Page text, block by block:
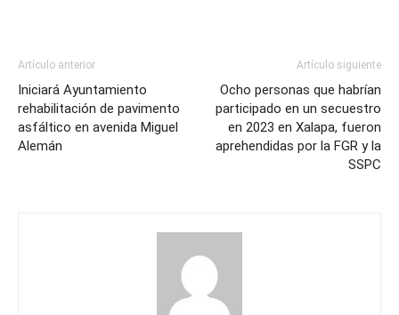
Artículo anterior
Iniciará Ayuntamiento
rehabilitación de pavimento
asfáltico en avenida Miguel
Alemán
Artículo siguiente
Ocho personas que habrían
participado en un secuestro
en 2023 en Xalapa, fueron
aprehendidas por la FGR y la
SSPC